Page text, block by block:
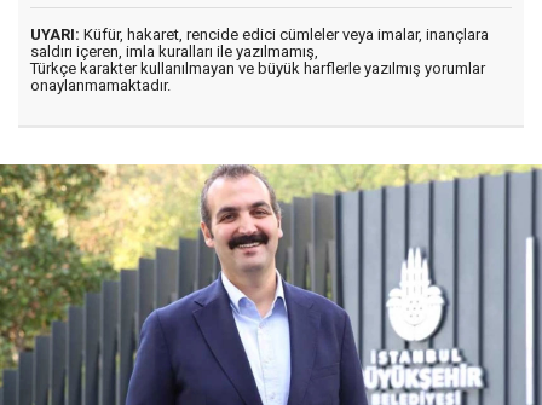
UYARI: Küfür, hakaret, rencide edici cümleler veya imalar, inançlara
saldırı içeren, imla kuralları ile yazılmamış,
Türkçe karakter kullanılmayan ve büyük harflerle yazılmış yorumlar
onaylanmamaktadır.